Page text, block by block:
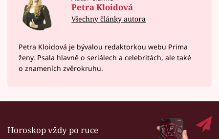
Petra Kloidová
Všechny články autora
Petra Kloidová je bývalou redaktorkou webu Prima
ženy. Psala hlavně o seriálech a celebritách, ale také
o znameních zvěrokruhu.
Horoskop vždy po ruce